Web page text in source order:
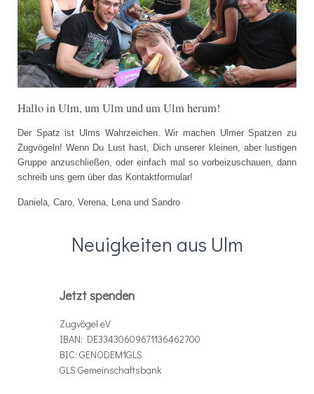
Hallo in Ulm, um Ulm und um Ulm herum!
Der Spatz ist Ulms Wahrzeichen. Wir machen Ulmer Spatzen zu
Zugvögeln! Wenn Du Lust hast, Dich unserer kleinen, aber lustigen
Gruppe anzuschließen, oder einfach mal so vorbeizuschauen, dann
schreib uns gern über das Kontaktformular!
Daniela, Caro, Verena, Lena und Sandro
Neuigkeiten aus Ulm
Jetzt spenden
Zugvögel eV
IBAN: DE33430609671136462700
BIC: GENODEM1GLS
GLS Gemeinschaftsbank